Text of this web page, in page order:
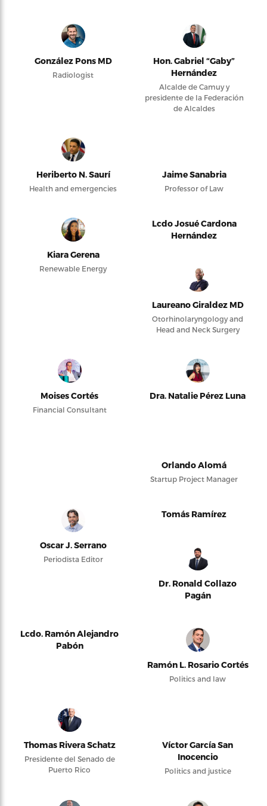
González Pons MD
Radiologist
Hon. Gabriel “Gaby”
Hernández
Alcalde de Camuy y
presidente de la Federación
de Alcaldes
Heriberto N. Saurí
Health and emergencies
Jaime Sanabria
Professor of Law
Kiara Gerena
Renewable Energy
Lcdo Josué Cardona
Hernández
Laureano Giraldez MD
Otorhinolaryngology and
Head and Neck Surgery
Moises Cortés
Financial Consultant
Dra. Natalie Pérez Luna
Orlando Alomá
Startup Project Manager
Oscar J. Serrano
Periodista Editor
Tomás Ramírez
Dr. Ronald Collazo
Pagán
Lcdo. Ramón Alejandro
Pabón
Ramón L. Rosario Cortés
Politics and law
Thomas Rivera Schatz
Presidente del Senado de
Puerto Rico
Víctor García San
Inocencio
Politics and justice